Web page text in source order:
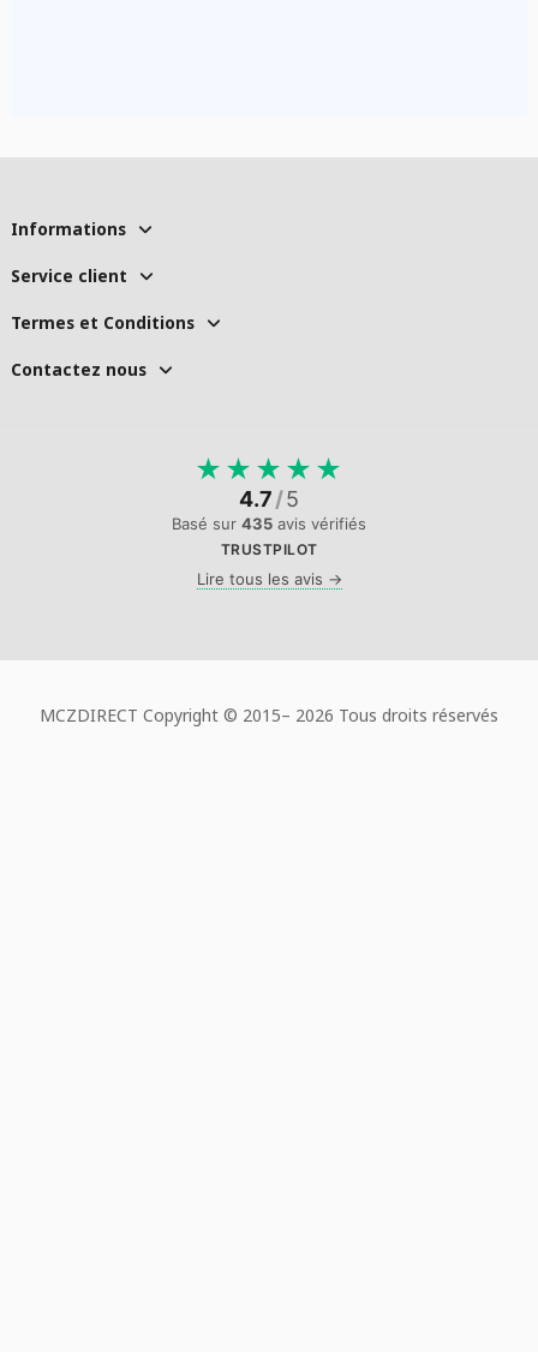
Informations
Service client
Termes et Conditions
Contactez nous
★ ★ ★ ★ ★
4.7/5
Basé sur 435 avis vérifiés
TRUSTPILOT
Lire tous les avis →
MCZDIRECT Copyright © 2015– 2026 Tous droits réservés